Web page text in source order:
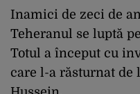
Inamici de zeci de
Teheranul se luptă
Totul a început cu
care l-a răsturnat de